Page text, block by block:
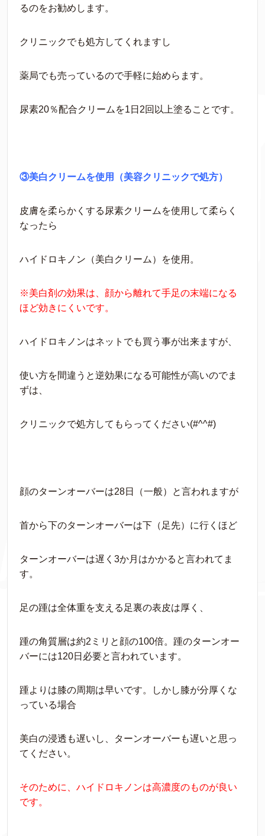
るのをお勧めします。
クリニックでも処方してくれますし
薬局でも売っているので手軽に始めらます。
尿素20％配合クリームを1日2回以上塗ることです。
③美白クリームを使用（美容クリニックで処方）
皮膚を柔らかくする尿素クリームを使用して柔らく
なったら
ハイドロキノン（美白クリーム）を使用。
※美白剤の効果は、顔から離れて手足の末端になる
ほど効きにくいです。
ハイドロキノンはネットでも買う事が出来ますが、
使い方を間違うと逆効果になる可能性が高いのでま
ずは、
クリニックで処方してもらってください(#^^#)
顔のターンオーバーは28日（一般）と言われますが
首から下のターンオーバーは下（足先）に行くほど
ターンオーバーは遅く3か月はかかると言われてま
す。
足の踵は全体重を支える足裏の表皮は厚く、
踵の角質層は約2ミリと顔の100倍。踵のターンオー
バーには120日必要と言われています。
踵よりは膝の周期は早いです。しかし膝が分厚くな
っている場合
美白の浸透も遅いし、ターンオーバーも遅いと思っ
てください。
そのために、ハイドロキノンは高濃度のものが良い
です。